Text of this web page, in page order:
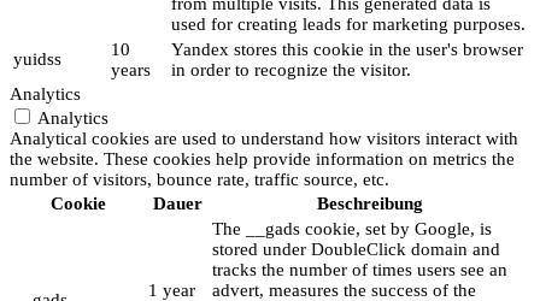
used for creating leads for marketing purposes.
yuidss
10
years
Yandex stores this cookie in the user's browser
in order to recognize the visitor.
Analytics
Analytics
Analytical cookies are used to understand how visitors interact with
the website. These cookies help provide information on metrics the
number of visitors, bounce rate, traffic source, etc.
Cookie
Dauer Beschreibung
1 year
The __gads cookie, set by Google, is
stored under DoubleClick domain and
tracks the number of times users see an
advert, measures the success of the